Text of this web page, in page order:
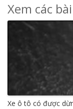
Xem các
Xe ô tô có được